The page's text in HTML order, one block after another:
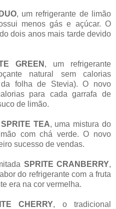
, um refrigerante de limão
menos gás e açúcar. O
dois anos mais tarde devido
GREEN , um refrigerante
natural sem calorias
folha de Stevia). O novo
para cada garrafa de
de limão.
SPRITE TEA, uma mistura do
com chá verde. O novo
sucesso de vendas.
SPRITE CRANBERRY,
do refrigerante com a fruta
era na cor vermelha.
CHERRY, o tradicional